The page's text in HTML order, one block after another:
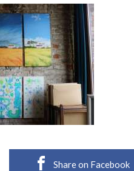
Share on Facebook